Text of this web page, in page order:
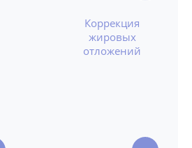
Коррекция
жировых
отложений